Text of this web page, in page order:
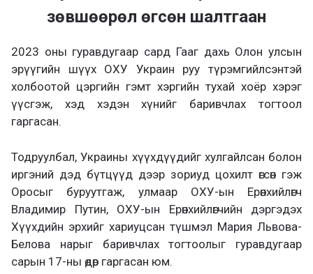
зөвшөөрөл өгсөн шалтгаан
2023 оны гуравдугаар сард Гааг дахь Олон улсын
эрүүгийн шүүх ОХУ Украин руу түрэмгийлсэнтэй
холбоотой цэргийн гэмт хэргийн тухай хоёр хэрэг
үүсгэж, хэд хэдэн хүнийг баривчлах тогтоол
гаргасан.
Тодруулбал, Украины хүүхдүүдийг хулгайлсан болон
иргэний дэд бүтцүүд дээр зориуд цохилт өгсөн гэж
Оросыг буруутгаж, улмаар ОХУ-ын Ерөнхийлөгч
Владимир Путин, ОХУ-ын Ерөнхийлөгчийн дэргэдэх
Хүүхдийн эрхийг хариуцсан түшмэл Мария Львова-
Белова нарыг баривчлах тогтоолыг гуравдугаар
сарын 17-ны өдөр гаргасан юм.